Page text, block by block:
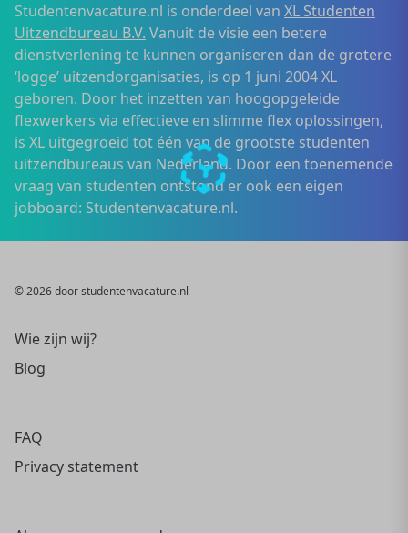
Studentenvacature.nl is onderdeel van XL Studenten
Uitzendbureau B.V. Vanuit de visie een betere
dienstverlening te kunnen organiseren dan de grotere
‘logge’ uitzendorganisaties, is op 1 juni 2004 XL
geboren. Door het inzetten van hoogopgeleide
flexwerkers via effectieve en slimme flex oplossingen,
is XL uitgegroeid tot één van de grootste studenten
uitzendbureaus van Nederland. Door een toenemende
vraag van studenten ontstond er ook een eigen
jobboard: Studentenvacature.nl.
© 2026 door studentenvacature.nl
Wie zijn wij?
Blog
FAQ
Privacy statement